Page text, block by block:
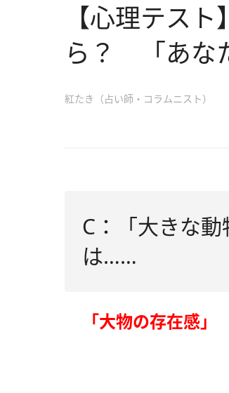
【心理テス
ら？ 「あな
紅たき（占い師・コラムニスト）
C：「大きな
は……
「大物の存在感」